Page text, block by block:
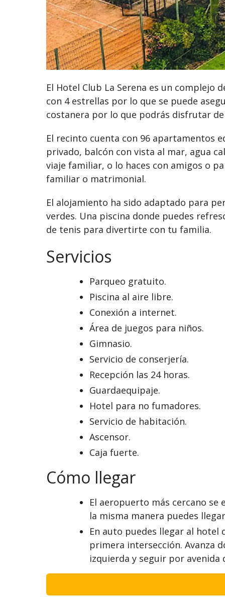
El Hotel Club La Serena es un complejo
con 4 estrellas por lo que se puede
costanera por lo que podrás disfrutar
El recinto cuenta con 96 apartamentos
privado, balcón con vista al mar, agua
viaje familiar, o lo haces con amigos o
familiar o matrimonial.
El alojamiento ha sido adaptado para
verdes. Una piscina donde puedes
de tenis para divertirte con tu familia.
Servicios
Parqueo gratuito.
Piscina al aire libre.
Conexión a internet.
Área de juegos para niños.
Gimnasio.
Servicio de conserjería.
Recepción las 24 horas.
Guardaequipaje.
Hotel para no fumadores.
Servicio de habitación.
Ascensor.
Caja fuerte.
Cómo llegar
El aeropuerto más cercano se
la misma manera puedes
En auto puedes llegar al hotel
primera intersección. Avanza
izquierda y seguir por